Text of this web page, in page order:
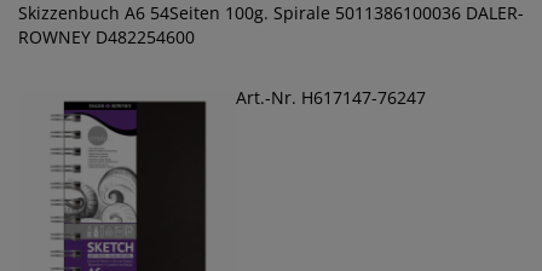
Skizzenbuch A6 54Seiten 100g. Spirale 5011386100036 DALER-
ROWNEY D482254600
Art.-Nr. H617147-76247